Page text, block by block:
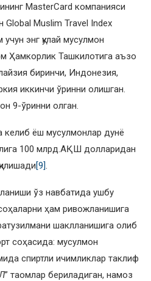
MasterCard компанияси
Global Muslim Travel Index
учун энг қулай мусулмон
Ҳамкорлик Ташкилотига аъзо
биринчи, Индонезия,
иккинчи ўринни олишган.
9-ўринни олган.
келиб ёш мусулмонлар дунё
100 млрд.АҚШ долларидан
[9].
ўз навбатида ушбу
соҳаларни ҳам ривожланишига
шаклланишига олиб
соҳасида: мусулмон
спиртли ичимликлар таклиф
” таомлар бериладиган, намоз